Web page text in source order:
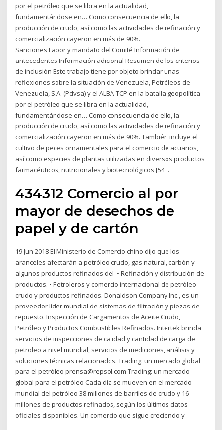
por el petróleo que se libra en la actualidad,
fundamentándose en… Como consecuencia de ello, la
producción de crudo, así como las actividades de refinación y
comercialización cayeron en más de 90%.
Sanciones Labor y mandato del Comité Información de
antecedentes Información adicional Resumen de los criterios
de inclusión Este trabajo tiene por objeto brindar unas
reflexiones sobre la situación de Venezuela, Petróleos de
Venezuela, S.A. (Pdvsa) y el ALBA-TCP en la batalla geopolítica
por el petróleo que se libra en la actualidad,
fundamentándose en… Como consecuencia de ello, la
producción de crudo, así como las actividades de refinación y
comercialización cayeron en más de 90%. También incluye el
cultivo de peces ornamentales para el comercio de acuarios,
así como especies de plantas utilizadas en diversos productos
farmacéuticos, nutricionales y biotecnológicos [54 ].
434312 Comercio al por
mayor de desechos de
papel y de cartón
19 Jun 2018 El Ministerio de Comercio chino dijo que los
aranceles afectarán a petróleo crudo, gas natural, carbón y
algunos productos refinados del • Refinación y distribución de
productos. • Petroleros y comercio internacional de petróleo
crudo y productos refinados. Donaldson Company Inc., es un
proveedor líder mundial de sistemas de filtración y piezas de
repuesto. Inspección de Cargamentos de Aceite Crudo,
Petróleo y Productos Combustibles Refinados. Intertek brinda
servicios de inspecciones de calidad y cantidad de carga de
petroleo a nivel mundial, servicios de mediciones, análisis y
soluciones técnicas relacionados. Trading: un mercado global
para el petróleo prensa@repsol.com Trading: un mercado
global para el petróleo Cada día se mueven en el mercado
mundial del petróleo 38 millones de barriles de crudo y 16
millones de productos refinados, según los últimos datos
oficiales disponibles. Un comercio que sigue creciendo y